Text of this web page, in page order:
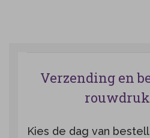
Verzending en
Kies de dag van